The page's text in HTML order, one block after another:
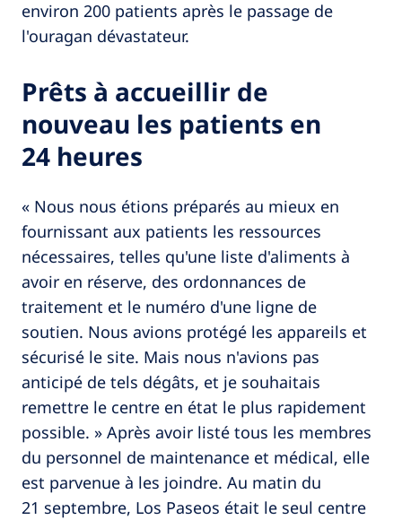
environ 200 patients après le passage de
l'ouragan dévastateur.
Prêts à accueillir de
nouveau les patients en
24 heures
« Nous nous étions préparés au mieux en
fournissant aux patients les ressources
nécessaires, telles qu'une liste d'aliments à
avoir en réserve, des ordonnances de
traitement et le numéro d'une ligne de
soutien. Nous avions protégé les appareils et
sécurisé le site. Mais nous n'avions pas
anticipé de tels dégâts, et je souhaitais
remettre le centre en état le plus rapidement
possible. » Après avoir listé tous les membres
du personnel de maintenance et médical, elle
est parvenue à les joindre. Au matin du
21 septembre, Los Paseos était le seul centre